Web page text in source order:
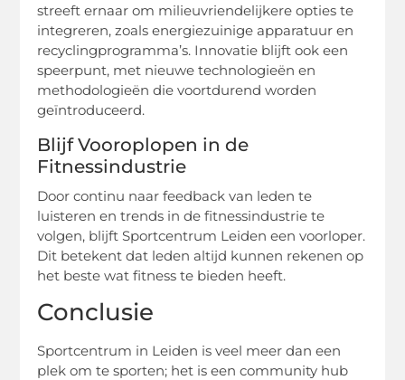
streeft ernaar om milieuvriendelijkere opties te
integreren, zoals energiezuinige apparatuur en
recyclingprogramma’s. Innovatie blijft ook een
speerpunt, met nieuwe technologieën en
methodologieën die voortdurend worden
geïntroduceerd.
Blijf Vooroplopen in de
Fitnessindustrie
Door continu naar feedback van leden te
luisteren en trends in de fitnessindustrie te
volgen, blijft Sportcentrum Leiden een voorloper.
Dit betekent dat leden altijd kunnen rekenen op
het beste wat fitness te bieden heeft.
Conclusie
Sportcentrum in Leiden is veel meer dan een
plek om te sporten; het is een community hub